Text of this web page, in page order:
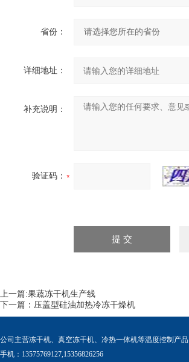
省份：
详细地址：
补充说明：
验证码：
上一篇:果蔬冻干机生产线
下一篇： 压盖型硅油加热冷冻干燥机
公司主营冻干机、真空冻干机、冷热一体机等温度控制产品
手机：13575769127,15356826256